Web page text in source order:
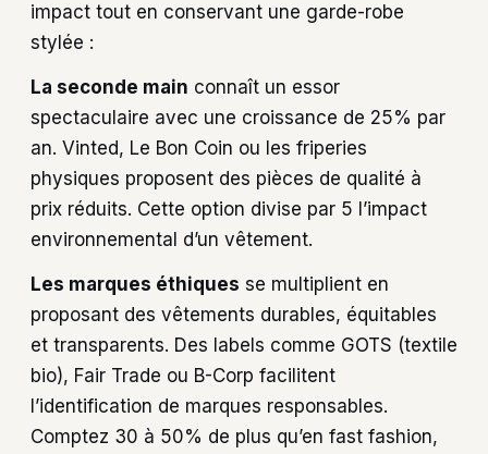
impact tout en conservant une garde-robe
stylée :
La seconde main connaît un essor
spectaculaire avec une croissance de 25% par
an. Vinted, Le Bon Coin ou les friperies
physiques proposent des pièces de qualité à
prix réduits. Cette option divise par 5 l’impact
environnemental d’un vêtement.
Les marques éthiques se multiplient en
proposant des vêtements durables, équitables
et transparents. Des labels comme GOTS (textile
bio), Fair Trade ou B-Corp facilitent
l’identification de marques responsables.
Comptez 30 à 50% de plus qu’en fast fashion,